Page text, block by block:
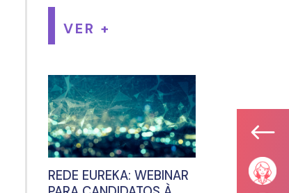
VER +
REDE EUREKA: WEBINAR
#